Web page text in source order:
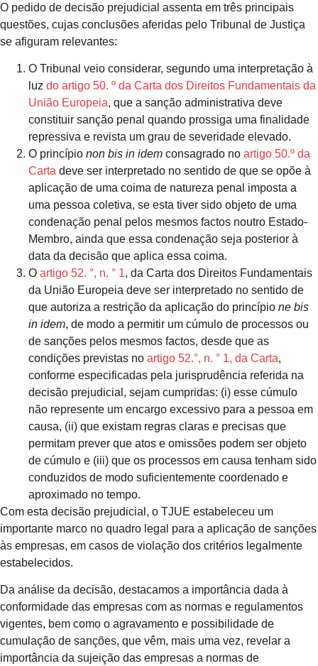
O pedido de decisão prejudicial assenta em três principais
questões, cujas conclusões aferidas pelo Tribunal de Justiça
se afiguram relevantes:
O Tribunal veio considerar, segundo uma interpretação à
luz do artigo 50. º da Carta dos Direitos Fundamentais da
União Europeia, que a sanção administrativa deve
constituir sanção penal quando prossiga uma finalidade
repressiva e revista um grau de severidade elevado.
O princípio non bis in idem consagrado no artigo 50.º da
Carta deve ser interpretado no sentido de que se opõe à
aplicação de uma coima de natureza penal imposta a
uma pessoa coletiva, se esta tiver sido objeto de uma
condenação penal pelos mesmos factos noutro Estado-
Membro, ainda que essa condenação seja posterior à
data da decisão que aplica essa coima.
O artigo 52. °, n. ° 1, da Carta dos Direitos Fundamentais
da União Europeia deve ser interpretado no sentido de
que autoriza a restrição da aplicação do princípio ne bis
in idem, de modo a permitir um cúmulo de processos ou
de sanções pelos mesmos factos, desde que as
condições previstas no artigo 52.°, n. ° 1, da Carta,
conforme especificadas pela jurisprudência referida na
decisão prejudicial, sejam cumpridas: (i) esse cúmulo
não represente um encargo excessivo para a pessoa em
causa, (ii) que existam regras claras e precisas que
permitam prever que atos e omissões podem ser objeto
de cúmulo e (iii) que os processos em causa tenham sido
conduzidos de modo suficientemente coordenado e
aproximado no tempo.
Com esta decisão prejudicial, o TJUE estabeleceu um
importante marco no quadro legal para a aplicação de sanções
às empresas, em casos de violação dos critérios legalmente
estabelecidos.
Da análise da decisão, destacamos a importância dada à
conformidade das empresas com as normas e regulamentos
vigentes, bem como o agravamento e possibilidade de
cumulação de sanções, que vêm, mais uma vez, revelar a
importância da sujeição das empresas a normas de